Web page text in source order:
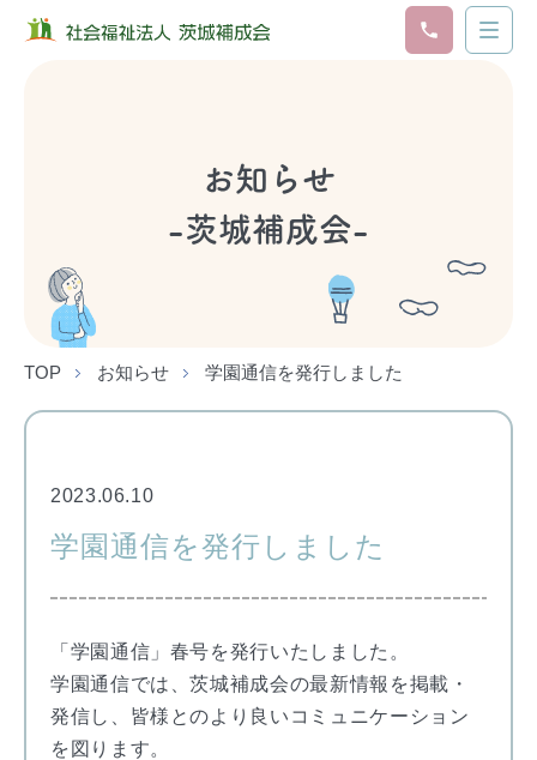
お知らせ
-茨城補成会-
TOP お知らせ 学園通信を発行しました
2023.06.10
学園通信を発行しました
「学園通信」春号を発行いたしました。
学園通信では、茨城補成会の最新情報を掲載・
発信し、皆様とのより良いコミュニケーション
を図ります。